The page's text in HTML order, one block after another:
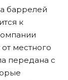
баррелей
к
местного
передана с